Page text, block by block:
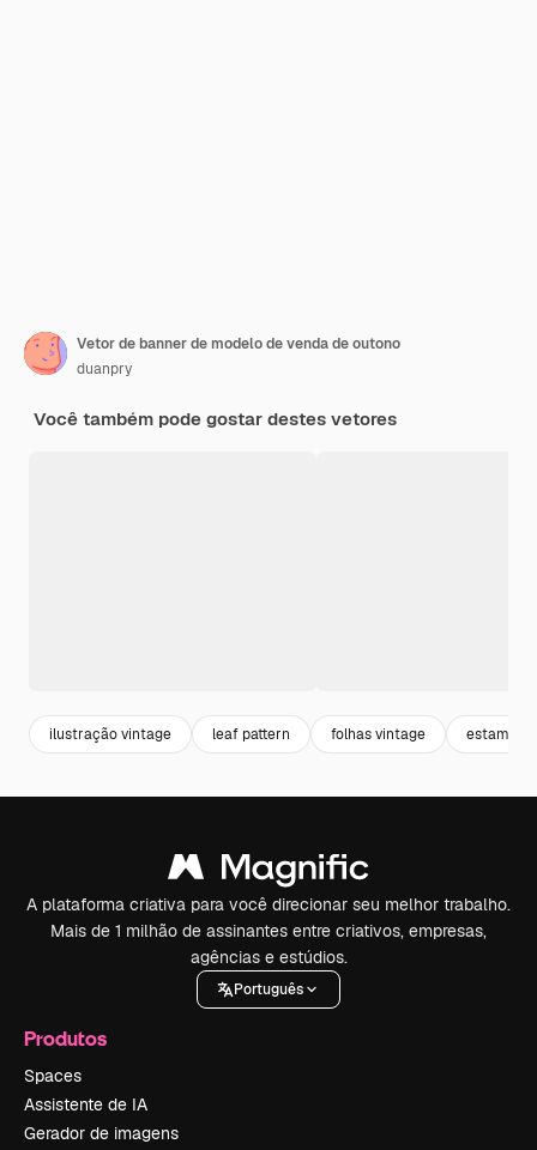
Vetor de banner de modelo de venda de outono
duanpry
Você também pode gostar destes vetores
ilustração vintage leaf pattern folhas vintage estampas
A plataforma criativa para você direcionar seu melhor trabalho.
Mais de 1 milhão de assinantes entre criativos, empresas,
agências e estúdios.
Português
Produtos
Spaces
Assistente de IA
Gerador de imagens